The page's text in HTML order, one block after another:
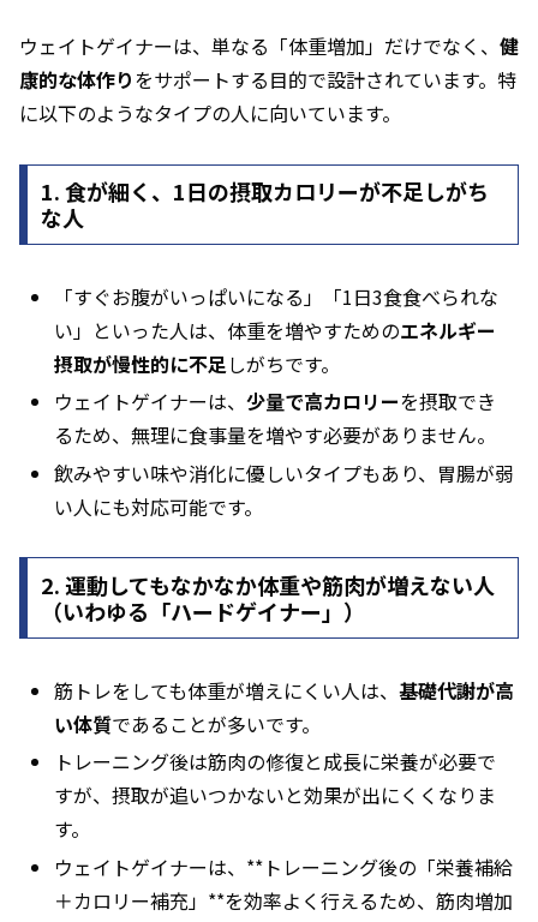
ウェイトゲイナーは、単なる「体重増加」だけでなく、 健
康的な体作りをサポートする目的で設計されています。特
に以下のようなタイプの人に向いています。
1. 食が細く、1日の摂取カロリーが不足しがち
な人
「すぐお腹がいっぱいになる」「1日3食食べられな
い」といった人は、体重を増やすためのエネルギー
摂取が慢性的に不足しがちです。
ウェイトゲイナーは、少量で高カロリーを摂取でき
るため、無理に食事量を増やす必要がありません。
飲みやすい味や消化に優しいタイプもあり、胃腸が弱
い人にも対応可能です。
2. 運動してもなかなか体重や筋肉が増えない人
（いわゆる「ハードゲイナー」）
筋トレをしても体重が増えにくい人は、基礎代謝が高
い体質であることが多いです。
トレーニング後は筋肉の修復と成長に栄養が必要で
すが、摂取が追いつかないと効果が出にくくなりま
す。
ウェイトゲイナーは、**トレーニング後の「栄養補給
＋カロリー補充」**を効率よく行えるため、筋肉増加